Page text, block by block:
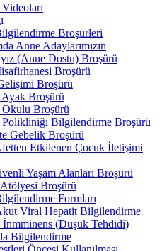
Broşürleri
Anne Adaylarımızın
(Anne Dostu) Broşürü
Broşürü
Broşürü
Broşürü
Broşürü
Bilgilendirme Broşürü
Gebelik Broşürü
Etkilenen Çocuk İletişimi
Yaşam Alanları Broşürü
Broşürü
Formları
Viral Hepatit Bilgilendirme
İnmminens (Düşük Tehdidi)
Bilgilendirme